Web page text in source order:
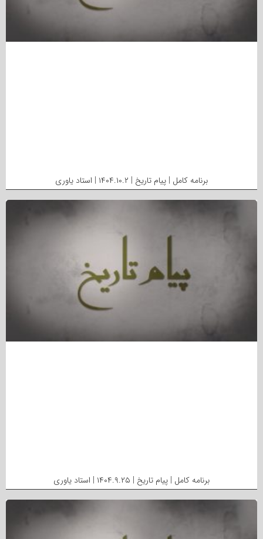
برنامه کامل | پیام تاریخ | ۱۴۰۴.۱۰.۲ | استاد یاوری
برنامه کامل | پیام تاریخ | ۱۴۰۴.۹.۲۵ | استاد یاوری